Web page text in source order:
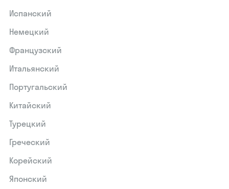
Испанский
Немецкий
Французский
Итальянский
Португальский
Китайский
Турецкий
Греческий
Корейский
Японский